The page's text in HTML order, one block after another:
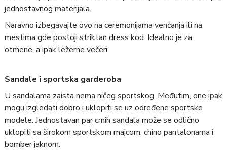
jednostavnog materijala.
Naravno izbegavajte ovo na ceremonijama venčanja ili na
mestima gde postoji striktan dress kod. Idealno je za
otmene, a ipak ležerne večeri.
Sandale i sportska garderoba
U sandalama zaista nema ničeg sportskog. Međutim, one ipak
mogu izgledati dobro i uklopiti se uz određene sportske
modele. Jednostavan par crnih sandala može se odlično
uklopiti sa širokom sportskom majcom, chino pantalonama i
bomber jaknom.